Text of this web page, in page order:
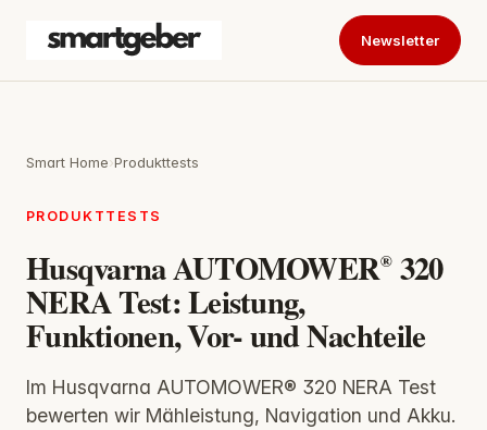
Newsletter
Smart Home›Produkttests
PRODUKTTESTS
Husqvarna AUTOMOWER® 320
NERA Test: Leistung,
Funktionen, Vor- und Nachteile
Im Husqvarna AUTOMOWER® 320 NERA Test
bewerten wir Mähleistung, Navigation und Akku.